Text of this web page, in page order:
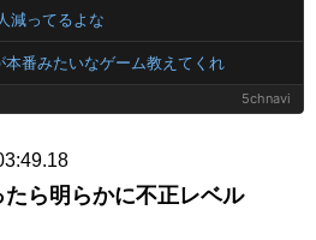
減ってるよな
番みたいなゲーム教えてくれ
5chnavi
ら明らかに不正レベル